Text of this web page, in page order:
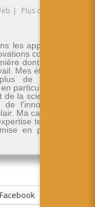
|
Plus de
les applications
concrètes.
dont on peut
Mes études en
de 30 ans
particulier dans
la science des
l'innovation -
Ma carrière se
technique
en place de
Facebook